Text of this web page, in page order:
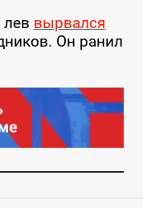
вырвался
Он ранил